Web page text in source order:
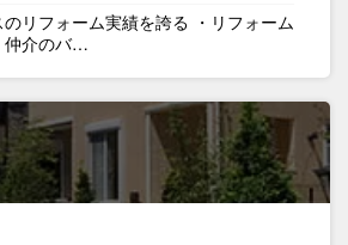
のリフォーム実績を誇る ・リフォーム
仲介のバ…